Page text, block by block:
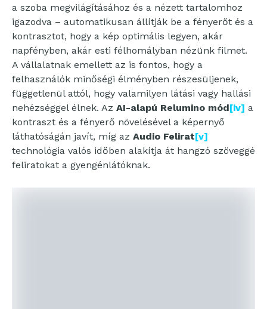
a szoba megvilágításához és a nézett tartalomhoz
igazodva – automatikusan állítják be a fényerőt és a
kontrasztot, hogy a kép optimális legyen, akár
napfényben, akár esti félhomályban nézünk filmet.
A vállalatnak emellett az is fontos, hogy a
felhasználók minőségi élményben részesüljenek,
függetlenül attól, hogy valamilyen látási vagy hallási
nehézséggel élnek. Az AI-alapú Relumino mód[iv] a
kontraszt és a fényerő növelésével a képernyő
láthatóságán javít, míg az Audio Felirat[v]
technológia valós időben alakítja át hangzó szöveggé
feliratokat a gyengénlátóknak.